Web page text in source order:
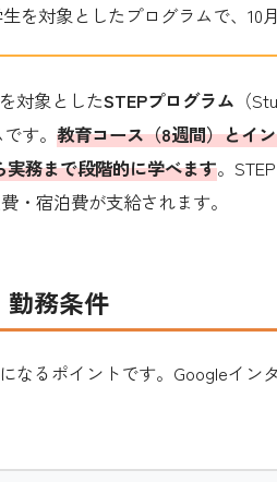
を対象としたプログラムで、10
対象としたSTEPプログラム （
す。 教育コース（8週間）とイ
務まで段階的に学べます。
・宿泊費が支給されます。
勤務条件
なるポイントです。Googleイン